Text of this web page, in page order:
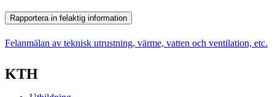
Rapportera in felaktig information
Felanmälan av teknisk utrustning, värme, vatten och ventilation, etc.
KTH